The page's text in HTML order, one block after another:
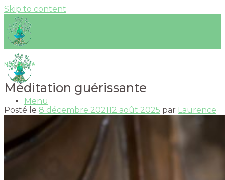
Skip to content
Menu
Accueil
Actualités
Déroulement d’une séance
Non classé
Méditation guérissante
Posté le 8 décembre 202112 août 2025 par Laurence